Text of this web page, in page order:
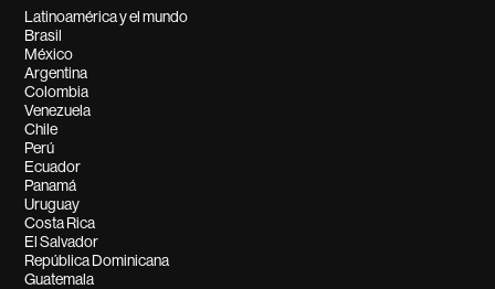
Latinoamérica y el mundo
Brasil
México
Argentina
Colombia
Venezuela
Chile
Perú
Ecuador
Panamá
Uruguay
Costa Rica
El Salvador
República Dominicana
Guatemala